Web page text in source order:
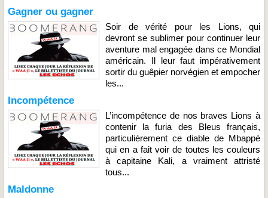
Gagner ou gagner
Soir de vérité pour les Lions, qui
devront se sublimer pour continuer leur
aventure mal engagée dans ce Mondial
américain. Il leur faut impérativement
sortir du guêpier norvégien et empocher
les...
Incompétence
L’incompétence de nos braves Lions à
contenir la furia des Bleus français,
particulièrement ce diable de Mbappé
qui en a fait voir de toutes les couleurs
à capitaine Kali, a vraiment attristé
tous...
Maldonne